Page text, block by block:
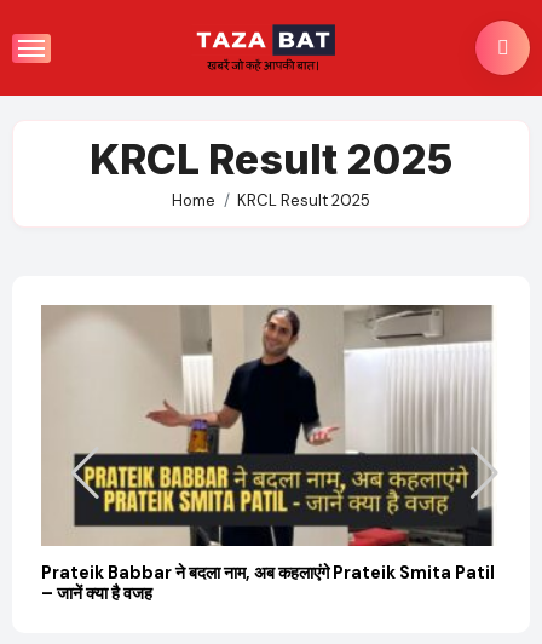
to
KRCL Result 2025
Home KRCL Result 2025
Prateik Babbar ने बदला नाम, अब कहलाएंगे Prateik Smita Patil
– जानें क्या है वजह